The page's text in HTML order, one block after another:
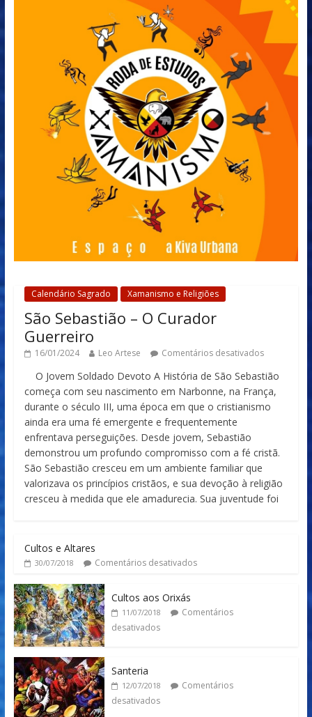
Calendário Sagrado Xamanismo e Religiões
São Sebastião – O Curador
Guerreiro
16/01/2024 Leo Artese Comentários desativados
O Jovem Soldado Devoto A História de São Sebastião
começa com seu nascimento em Narbonne, na França,
durante o século III, uma época em que o cristianismo
ainda era uma fé emergente e frequentemente
enfrentava perseguições. Desde jovem, Sebastião
demonstrou um profundo compromisso com a fé cristã.
São Sebastião cresceu em um ambiente familiar que
valorizava os princípios cristãos, e sua devoção à religião
cresceu à medida que ele amadurecia. Sua juventude foi
Cultos e Altares
30/07/2018 Comentários desativados
Cultos aos Orixás
11/07/2018
Comentários
desativados
Santeria
12/07/2018
Comentários
desativados